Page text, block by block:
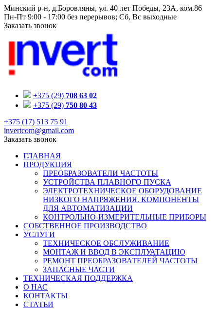
Минский р-н, д.Боровляны, ул. 40 лет Победы, 23A, ком.86
Пн-Пт 9:00 - 17:00 без перерывов; Сб, Вс выходные
Заказать звонок
+375 (29) 708 63 02
+375 (29) 750 80 43
+375 (17) 513 75 91
invertcom@gmail.com
Заказать звонок
ГЛАВНАЯ
ПРОДУКЦИЯ
ПРЕОБРАЗОВАТЕЛИ ЧАСТОТЫ
УСТРОЙСТВА ПЛАВНОГО ПУСКА
ЭЛЕКТРОТЕХНИЧЕСКОЕ ОБОРУДОВАНИЕ
НИЗКОГО НАПРЯЖЕНИЯ. КОМПОНЕНТЫ
ДЛЯ АВТОМАТИЗАЦИИ
КОНТРОЛЬНО-ИЗМЕРИТЕЛЬНЫЕ ПРИБОРЫ
СОБСТВЕННОЕ ПРОИЗВОДСТВО
УСЛУГИ
ТЕХНИЧЕСКОЕ ОБСЛУЖИВАНИЕ
МОНТАЖ И ВВОД В ЭКСПЛУАТАЦИЮ
РЕМОНТ ПРЕОБРАЗОВАТЕЛЕЙ ЧАСТОТЫ
ЗАПАСНЫЕ ЧАСТИ
ТЕХНИЧЕСКАЯ ПОДДЕРЖКА
О НАС
КОНТАКТЫ
СТАТЬИ